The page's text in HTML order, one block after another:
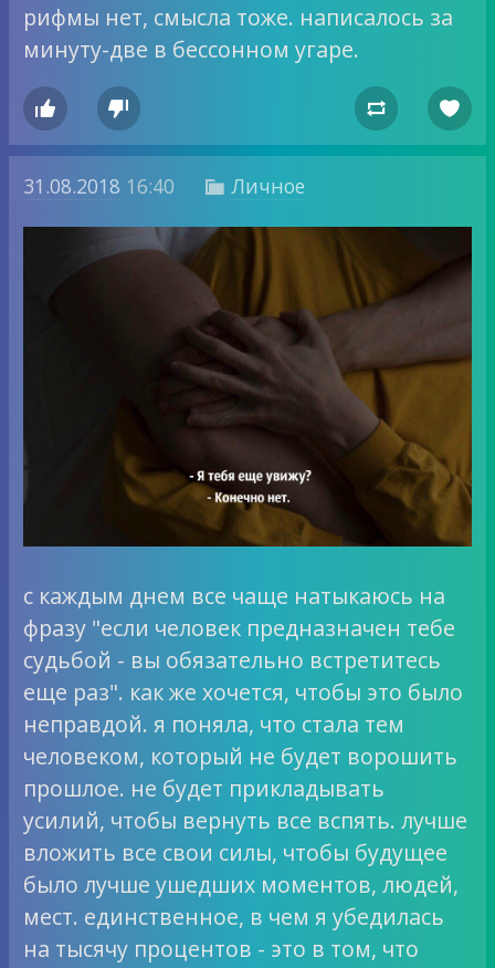
рифмы нет, смысла тоже. написалось за
минуту-две в бессонном угаре.
   
31.08.2018 16:40  Личное
с каждым днем все чаще натыкаюсь на
фразу "если человек предназначен тебе
судьбой - вы обязательно встретитесь
еще раз". как же хочется, чтобы это было
неправдой. я поняла, что стала тем
человеком, который не будет ворошить
прошлое. не будет прикладывать
усилий, чтобы вернуть все вспять. лучше
вложить все свои силы, чтобы будущее
было лучше ушедших моментов, людей,
мест. единственное, в чем я убедилась
на тысячу процентов - это в том, что